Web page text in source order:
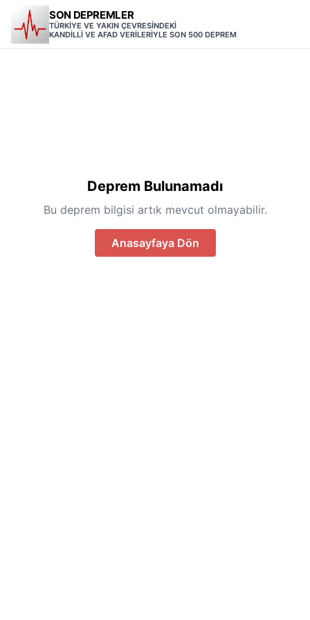
SON DEPREMLER
TÜRKİYE VE YAKIN ÇEVRESİNDEKİ
KANDİLLİ VE AFAD VERİLERİYLE SON 500 DEPREM
Deprem Bulunamadı
Bu deprem bilgisi artık mevcut olmayabilir.
Anasayfaya Dön